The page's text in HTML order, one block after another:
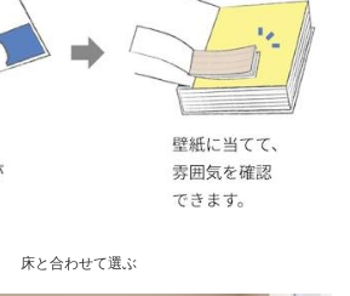
床と合わせて選ぶ